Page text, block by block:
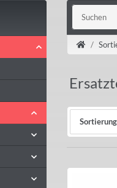
Sortierung